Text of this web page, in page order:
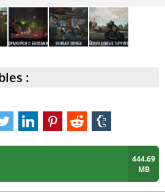
:
444.69
MB